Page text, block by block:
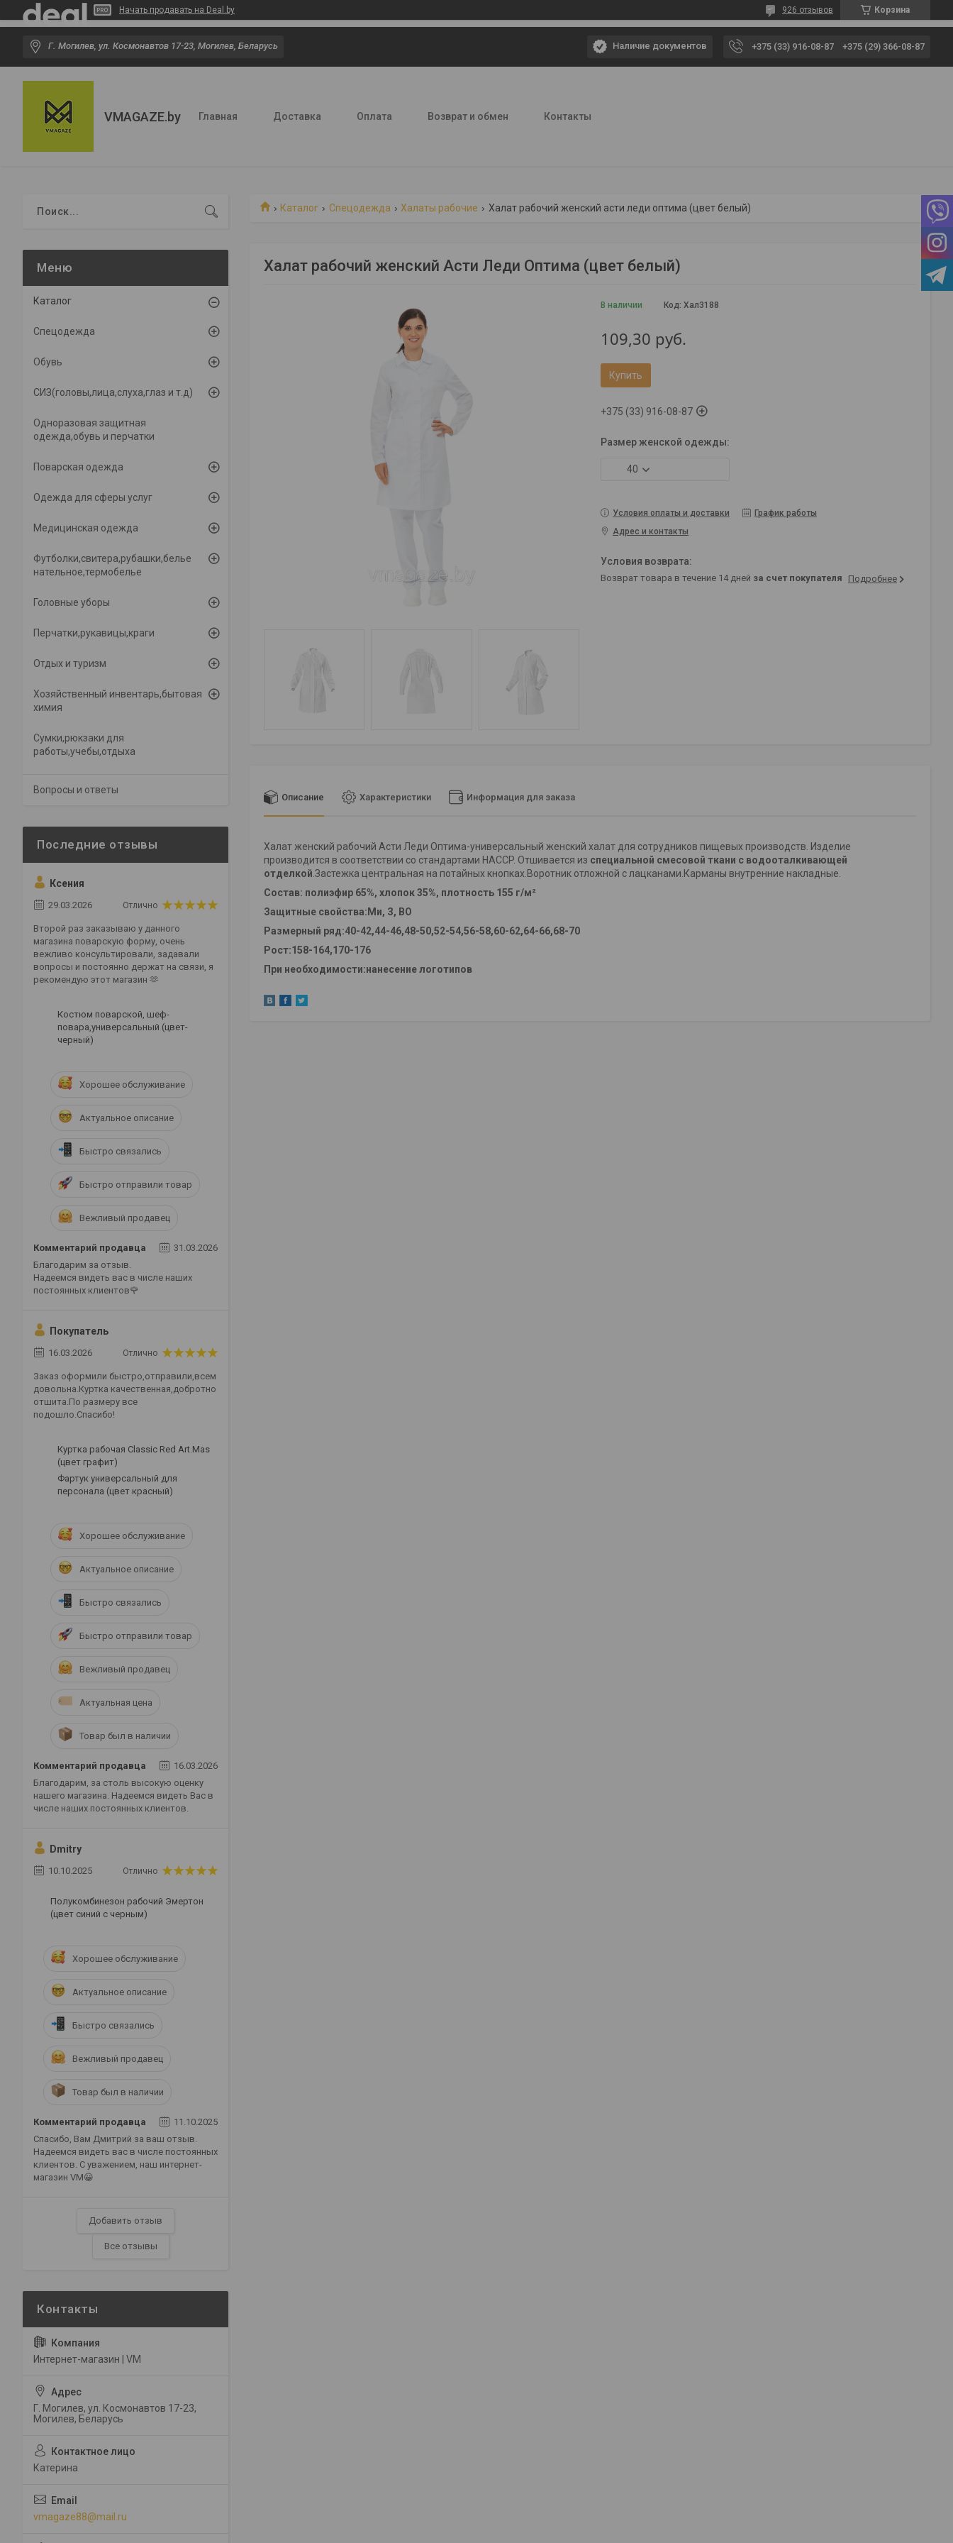
Начать продавать на Deal.by Корзина
926 отзывов
Г. Могилев, ул. Космонавтов 17-23, Могилев, Беларусь Наличие документов +375 (33) 916-08-87 +375 (29) 366-08-87
VMAGAZE.by Главная Доставка Оплата Возврат и обмен Контакты
Каталог Спецодежда Халаты рабочие Халат рабочий женский асти леди оптима (цвет белый)
Халат рабочий женский Асти Леди Оптима (цвет белый)
В наличии Код: Хал3188
109,30 руб.
Купить
+375 (33) 916-08-87
Размер женской одежды:
40
Условия оплаты и доставки
График работы
Адрес и контакты
возврат товара в течение 14 дней за счет покупателя Подробнее
Описание Характеристики Информация для заказа
Халат женский рабочий Асти Леди Оптима-универсальный женский халат для сотрудников пищевых производств. Изделие
производится в соответствии со стандартами HACCP. Отшивается из специальной смесовой ткани с водооталкивающей
отделкой .Застежка центральная на потайных кнопках.Воротник отложной с лацканами.Карманы внутренние накладные.
Состав: полиэфир 65%, хлопок 35%, плотность 155 г/м²
Защитные свойства:Ми, З, ВО
Размерный ряд:40-42,44-46,48-50,52-54,56-58,60-62,64-66,68-70
Рост:158-164,170-176
При необходимости:нанесение логотипов
Каталог
Спецодежда
Обувь
СИЗ(головы,лица,слуха,глаз и т.д)
Одноразовая защитная
одежда,обувь и перчатки
Поварская одежда
Одежда для сферы услуг
Медицинская одежда
Футболки,свитера,рубашки,белье
нательное,термобелье
Головные уборы
Перчатки,рукавицы,краги
Отдых и туризм
Хозяйственный инвентарь,бытовая
химия
Сумки,рюкзаки для
работы,учебы,отдыха
Вопросы и ответы
Ксения
29.03.2026 Отлично
Второй раз заказываю у данного
магазина поварскую форму, очень
вежливо консультировали, задавали
вопросы и постоянно держат на связи, я
рекомендую этот магазин 🫶
Костюм поварской, шеф-
повара,универсальный (цвет-
черный)
Хорошее обслуживание
Актуальное описание
Быстро связались
Быстро отправили товар
Вежливый продавец
Комментарий продавца
31.03.2026
Благодарим за отзыв.
Надеемся видеть вас в числе наших
постоянных клиентов🌹
Покупатель
16.03.2026 Отлично
Заказ оформили быстро,отправили,всем
довольна.Куртка качественная,добротно
отшита.По размеру все
подошло.Спасибо!
Куртка рабочая Classic Red Art.Mas
(цвет графит)
Фартук универсальный для
персонала (цвет красный)
Хорошее обслуживание
Актуальное описание
Быстро связались
Быстро отправили товар
Вежливый продавец
Актуальная цена
Товар был в наличии
Комментарий продавца
16.03.2026
Благодарим, за столь высокую оценку
нашего магазина. Надеемся видеть Вас в
числе наших постоянных клиентов.
Dmitry
10.10.2025 Отлично
Полукомбинезон рабочий Эмертон
(цвет синий с черным)
Хорошее обслуживание
Актуальное описание
Быстро связались
Вежливый продавец
Товар был в наличии
Комментарий продавца
11.10.2025
Спасибо, Вам Дмитрий за ваш отзыв.
Надеемся видеть вас в числе постоянных
клиентов. С уважением, наш интернет-
магазин VM😀
Добавить отзыв
Все отзывы
Интернет-магазин | VM
Г. Могилев, ул. Космонавтов 17-23,
Могилев, Беларусь
Катерина
vmagaze88@mail.ru